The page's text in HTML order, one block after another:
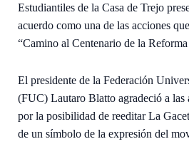
Estudiantiles de la Casa de Trejo
acuerdo como una de las acciones
“Camino al Centenario de la
El presidente de la Federación
(FUC) Lautaro Blatto agradeció a las
por la posibilidad de reeditar La
de un símbolo de la expresión del